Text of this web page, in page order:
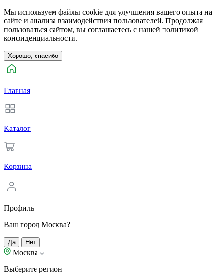
Мы используем файлы cookie для улучшения вашего опыта на
сайте и анализа взаимодействия пользователей. Продолжая
пользоваться сайтом, вы соглашаетесь с нашей политикой
конфиденциальности.
Хорошо, спасибо
Главная
Каталог
Корзина
Профиль
Ваш город Москва?
Да Нет
Москва
Выберите регион